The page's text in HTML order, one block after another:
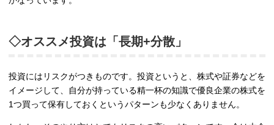
◇オススメ投資は「長期+分散」
投資にはリスクがつきものです。投資というと、株式や証券などを
イメージして、自分が持っている精一杯の知識で優良企業の株式を
1つ買って保有しておくというパターンも少なくありません。